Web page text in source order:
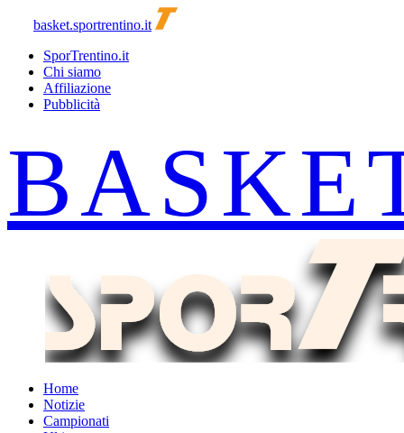
basket.sportrentino.it
SporTrentino.it
Chi siamo
Affiliazione
Pubblicità
Home
Notizie
Campionati